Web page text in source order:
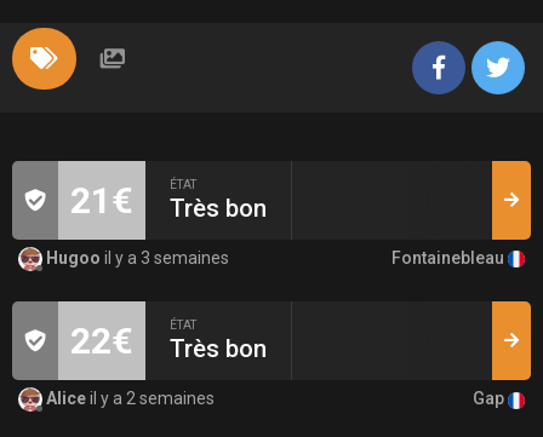
21€ ÉTAT
Très bon
Hugoo il y a 3 semaines Fontainebleau
22€ ÉTAT
Très bon
Aliceil y a 2 semaines Gap